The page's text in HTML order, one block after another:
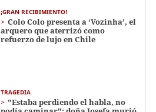
¡GRAN RECIBIMIENTO!
Colo Colo presenta a ‘Vozinha’, el
arquero que aterrizó como
refuerzo de lujo en Chile
TRAGEDIA
"Estaba perdiendo el habla, no